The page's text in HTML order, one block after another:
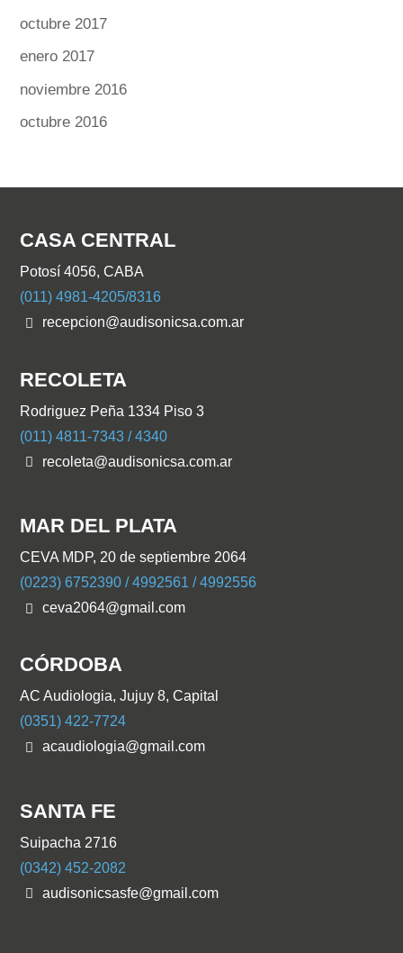
octubre 2017
enero 2017
noviembre 2016
octubre 2016
CASA CENTRAL
Potosí 4056, CABA
(011) 4981-4205/8316
recepcion@audisonicsa.com.ar
RECOLETA
Rodriguez Peña 1334 Piso 3
(011) 4811-7343 / 4340
recoleta@audisonicsa.com.ar
MAR DEL PLATA
CEVA MDP, 20 de septiembre 2064
(0223) 6752390 / 4992561 / 4992556
ceva2064@gmail.com
CÓRDOBA
AC Audiologia, Jujuy 8, Capital
(0351) 422-7724
acaudiologia@gmail.com
SANTA FE
Suipacha 2716
(0342) 452-2082
audisonicsasfe@gmail.com